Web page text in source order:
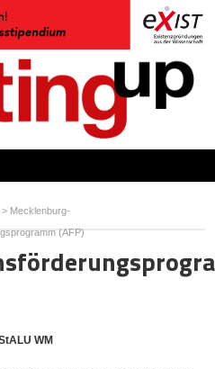
> Mecklenburg-
(AFP)
WM